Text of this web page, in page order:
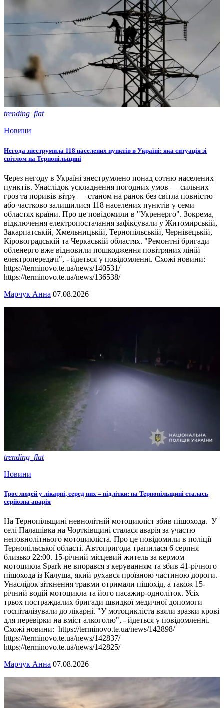
trending_flat
Новини
Негода знеструмила 118 населених пунктів в Україні: яка ситуація зі
світлом на Тернопільщині
Через негоду в Україні знеструмлено понад сотню населених
пунктів. Унаслідок ускладнення погодних умов — сильних
гроз та поривів вітру — станом на ранок без світла повністю
або частково залишилися 118 населених пунктів у семи
областях країни. Про це повідомили в "Укренерго". Зокрема,
відключення електропостачання зафіксували у Житомирській,
Закарпатській, Хмельницькій, Тернопільській, Чернівецькій,
Кіровоградській та Черкаській областях. "Ремонтні бригади
обленерго вже відновили пошкодження повітряних ліній
електропередачі", - йдеться у повідомленні. Схожі новини:
https://terminovo.te.ua/news/140531/
https://terminovo.te.ua/news/136538/
Марчук Анна 07.08.2026
trending_flat
Новини
Троє людей у лікарні, серед них – підлітки: на Тернопільщині сталась
серйозна аварія
На Тернопільщині невнолітній мотоцикліст збив пішохода. У
селі Палашівка на Чортківщині сталася аварія за участю
неповнолітнього мотоцикліста. Про це повідомили в поліції
Тернопільської області. Автопригода трапилася 6 серпня
близько 22:00. 15-річний місцевий житель за кермом
мотоцикла Spark не впорався з керуванням та збив 41-річного
пішохода із Калуша, який рухався проїзною частиною дороги.
Унаслідок зіткнення травми отримали пішохід, а також 15-
річний водій мотоцикла та його пасажир-одноліток. Усіх
трьох постраждалих бригади швидкої медичної допомоги
госпіталізували до лікарні. "У мотоцикліста взяли зразки крові
для перевірки на вміст алкоголю", - йдеться у повідомленні.
Схожі новини: https://terminovo.te.ua/news/142898/
https://terminovo.te.ua/news/142837/
https://terminovo.te.ua/news/142825/
Марчук Анна 07.08.2026